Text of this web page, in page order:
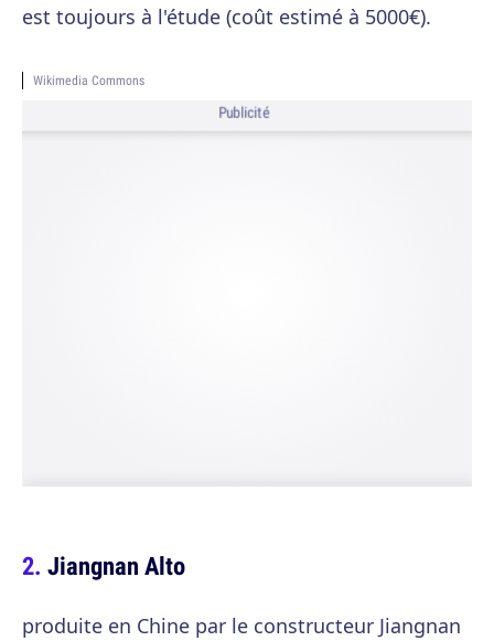
est toujours à l'étude (coût estimé à 5000€).
Wikimedia Commons
Publicité
Jiangnan Alto
produite en Chine par le constructeur Jiangnan